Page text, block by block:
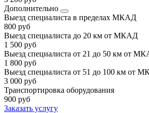
Дополнительно
Выезд специалиста в пределах МКАД
800 руб
Выезд специалиста до 20 км от МКАД
1 500 руб
Выезд специалиста от 21 до 50 км от
1 800 руб
Выезд специалиста от 51 до 100 км от
3 000 руб
Транспортировка оборудования
900 руб
Заказать услугу